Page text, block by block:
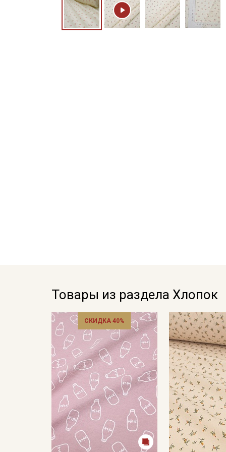
Товары из раздела Хлопок
СКИДКА 40%